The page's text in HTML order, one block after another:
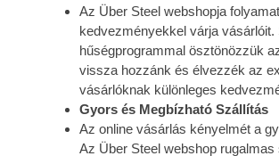
Az Über Steel webshopja
kedvezményekkel várja
hűségprogrammal ösztönözzük
vissza hozzánk és élvezzék az
vásárlóknak különleges
Gyors és Megbízható Szállítás
Az online vásárlás kényelmét a
Az Über Steel webshop